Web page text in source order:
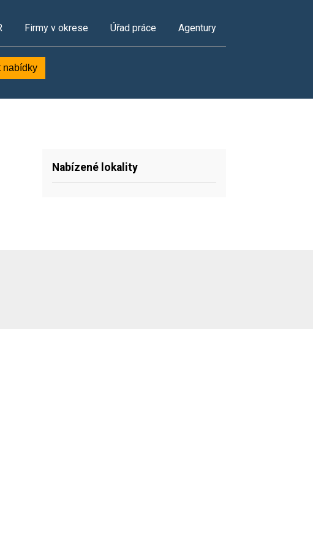
Firmy v okrese Úřad práce Agentury
nabídky
Nabízené lokality